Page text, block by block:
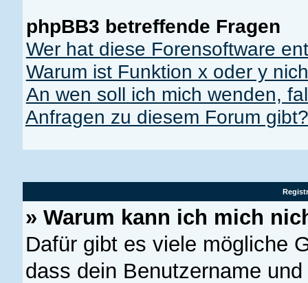
phpBB3 betreffende Fragen
Wer hat diese Forensoftware
Warum ist Funktion x oder y
An wen soll ich mich wenden,
Anfragen zu diesem Forum gibt?
» Warum kann ich mich
Dafür gibt es viele mögliche
dass dein Benutzername